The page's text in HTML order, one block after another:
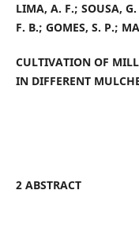
LIMA, A. F.; SOUSA,
F. B.; GOMES, S. P.;
CULTIVATION OF
IN DIFFERENT
2 ABSTRACT